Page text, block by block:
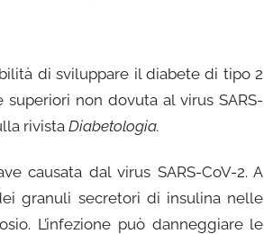
di sviluppare il diabete di tipo 2
non dovuta al virus SARS-
rivista Diabetologia.
causata dal virus SARS-CoV-2. A
granuli secretori di insulina nelle
L’infezione può danneggiare le